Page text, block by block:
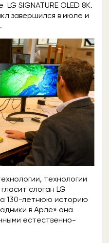
SIGNATURE OLED 8K.
завершился в июле и
технологии
слоган LG
130-летнюю историю
в Арле» она
естественно-